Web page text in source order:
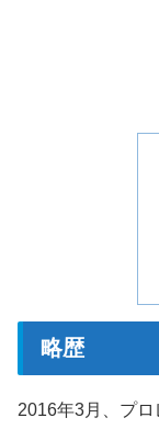
略歴
2016年3月、プ